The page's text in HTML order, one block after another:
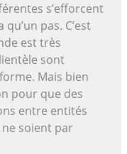
s’efforcent
pas. C’est
est très
sont
Mais bien
pour que des
entre entités
ne soient par